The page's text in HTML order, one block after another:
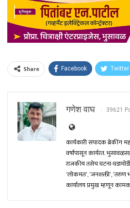
Share Facebook Twitter
गणेश वाघ 39621
कार्यकारी संपादक ब्रेकींग
वर्षांपासून कार्यरत.
राजकीय तसेच घटना-
‘लोकमत’, ‘जनशक्ती’, ‘तरुण
कार्यालय प्रमुख म्हणून